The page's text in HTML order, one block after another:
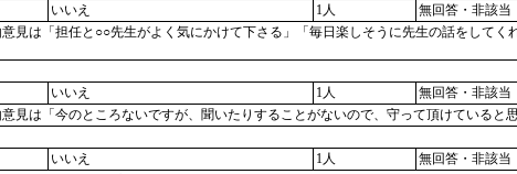
いいえ 1人 無回答・非該当
見は「担任と○○先生がよく気にかけて下さる」「毎日楽しそうに先生の話をして
いいえ 1人 無回答・非該当
見は「今のところないですが、聞いたりすることがないので、守って頂けていると
いいえ 1人 無回答・非該当